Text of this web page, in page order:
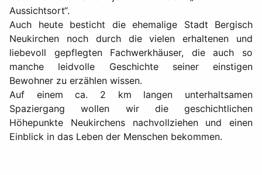
Aussichtsort“.
Auch heute besticht die ehemalige Stadt Bergisch
Neukirchen noch durch die vielen erhaltenen und
liebevoll gepflegten Fachwerkhäuser, die auch so
manche leidvolle Geschichte seiner einstigen
Bewohner zu erzählen wissen.
Auf einem ca. 2 km langen unterhaltsamen
Spaziergang wollen wir die geschichtlichen
Höhepunkte Neukirchens nachvollziehen und einen
Einblick in das Leben der Menschen bekommen.